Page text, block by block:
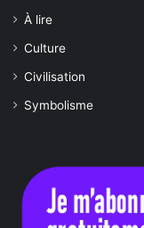
À lire
Culture
Civilisation
Symbolisme